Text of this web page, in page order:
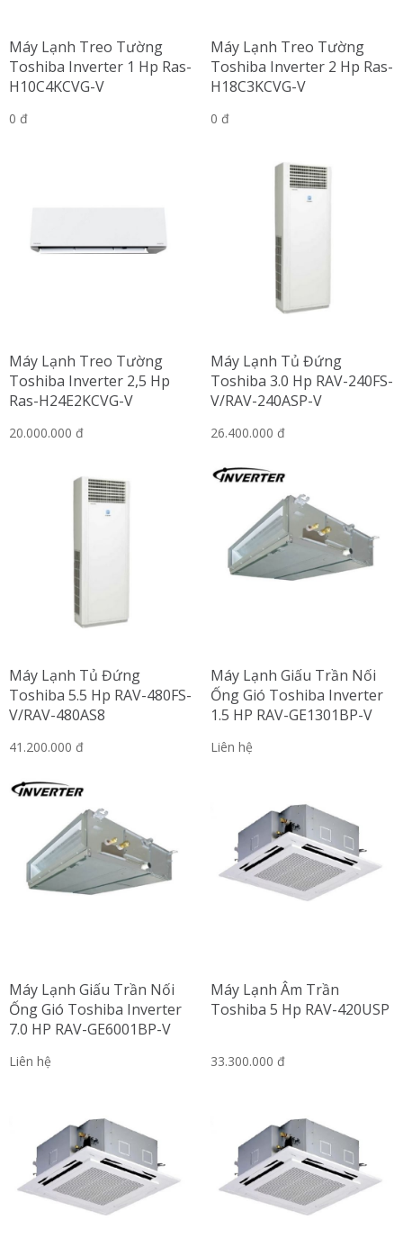
Máy Lạnh Treo Tường
Toshiba Inverter 1 Hp Ras-
H10C4KCVG-V
0 đ
Máy Lạnh Treo Tường
Toshiba Inverter 2 Hp Ras-
H18C3KCVG-V
0 đ
Máy Lạnh Treo Tường
Toshiba Inverter 2,5 Hp
Ras-H24E2KCVG-V
20.000.000 đ
Máy Lạnh Tủ Đứng
Toshiba 3.0 Hp RAV-240FS-
V/RAV-240ASP-V
26.400.000 đ
Máy Lạnh Tủ Đứng
Toshiba 5.5 Hp RAV-480FS-
V/RAV-480AS8
41.200.000 đ
Máy Lạnh Giấu Trần Nối
Ống Gió Toshiba Inverter
1.5 HP RAV-GE1301BP-V
Liên hệ
Máy Lạnh Giấu Trần Nối
Ống Gió Toshiba Inverter
7.0 HP RAV-GE6001BP-V
Liên hệ
Máy Lạnh Âm Trần
Toshiba 5 Hp RAV-420USP
33.300.000 đ